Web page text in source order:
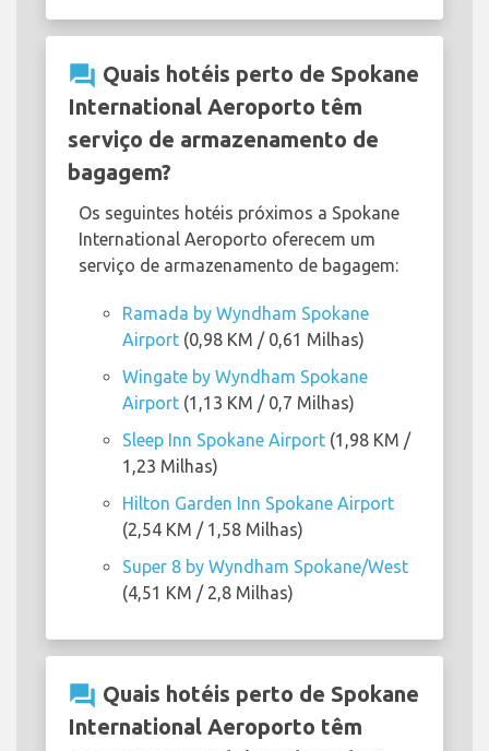
question_answer Quais hotéis perto de Spokane
International Aeroporto têm
serviço de armazenamento de
bagagem?
Os seguintes hotéis próximos a Spokane
International Aeroporto oferecem um
serviço de armazenamento de bagagem:
Ramada by Wyndham Spokane
Airport (0,98 KM / 0,61 Milhas)
Wingate by Wyndham Spokane
Airport (1,13 KM / 0,7 Milhas)
Sleep Inn Spokane Airport (1,98 KM /
1,23 Milhas)
Hilton Garden Inn Spokane Airport
(2,54 KM / 1,58 Milhas)
Super 8 by Wyndham Spokane/West
(4,51 KM / 2,8 Milhas)
question_answer Quais hotéis perto de Spokane
International Aeroporto têm